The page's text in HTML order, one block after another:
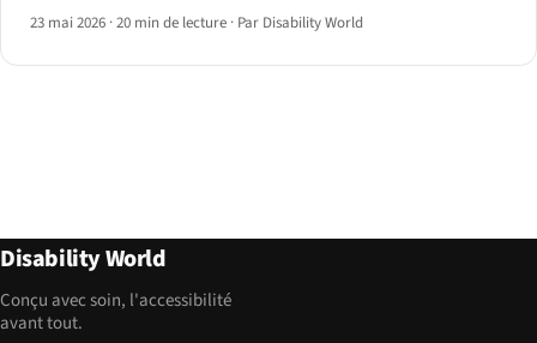
23 mai 2026 ·20 min de lecture · Par Disability World
Disability World
Conçu avec soin, l'accessibilité
avant tout.